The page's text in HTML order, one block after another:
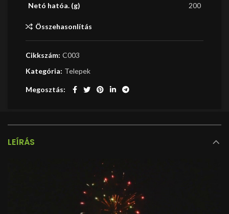
Netó hatóa. (g)
200
Összehasonlítás
Cikkszám: C003
Kategória: Telepek
Megosztás
LEÍRÁS